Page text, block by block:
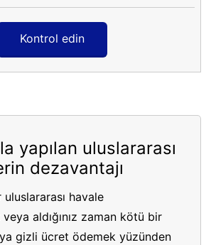
Kontrol edin
yapılan uluslararası
dezavantajı
uluslararası havale
aldığınız zaman kötü bir
gizli ücret ödemek yüzünden